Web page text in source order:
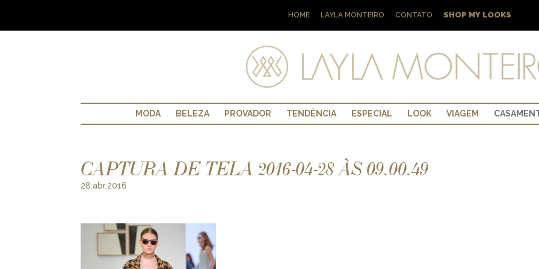
HOME LAYLA MONTEIRO CONTATO SHOP MY LOOKS
MODA BELEZA PROVADOR TENDÊNCIA ESPECIAL LOOK VIAGEM
CAPTURA DE TELA 2016-04-28 ÀS 09.00.49
28.abr.2016